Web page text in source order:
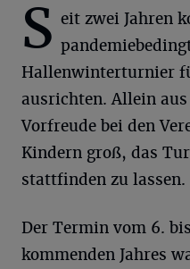
S eit zwei Jahren
Hallenwinterturnier
ausrichten. Allein
Vorfreude bei den
Kindern groß, das
stattfinden zu lassen.
Der Termin vom 6.
kommenden Jahres